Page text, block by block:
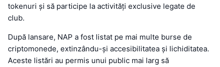
tokenuri și să participe la activități exclusive legate de
club.
După lansare, NAP a fost listat pe mai multe burse de
criptomonede, extinzându-și accesibilitatea și lichiditatea.
Aceste listări au permis unui public mai larg să